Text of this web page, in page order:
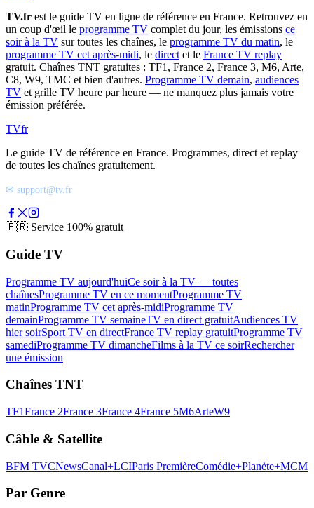
TV.fr est le guide TV en ligne de référence en France. Retrouvez en
un coup d'œil le programme TV complet du jour, les émissions ce
soir à la TV sur toutes les chaînes, le programme TV du matin, le
programme TV cet après-midi, le direct et le France TV replay
gratuit. Chaînes TNT gratuites : TF1, France 2, France 3, M6, Arte,
C8, W9, TMC et bien d'autres. Programme TV demain, audiences
TV et grille TV heure par heure — ne manquez plus jamais votre
émission préférée.
TVfr
Le guide TV de référence en France. Programmes, direct et replay
de toutes les chaînes gratuitement.
✉ support@tv.fr
🇫🇷 Service 100% gratuit
Guide TV
Programme TV aujourd'huiCe soir à la TV — toutes
chaînesProgramme TV en ce momentProgramme TV
matinProgramme TV cet après-midiProgramme TV
demainProgramme TV semaineTV en direct gratuitAudiences TV
hier soirSport TV en directFrance TV replay gratuitProgramme TV
samediProgramme TV dimancheFilms à la TV ce soirRechercher
une émission
Chaînes TNT
TF1France 2France 3France 4France 5M6ArteW9
Câble & Satellite
BFM TVCNewsCanal+LCIParis PremièreComédie+Planète+MCM
Par Genre